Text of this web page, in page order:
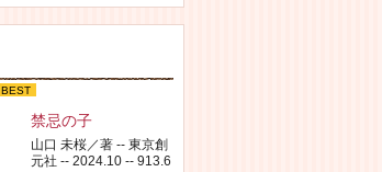
BEST
禁忌の子
山口 未桜／著 -- 東京創
元社 -- 2024.10 -- 913.6